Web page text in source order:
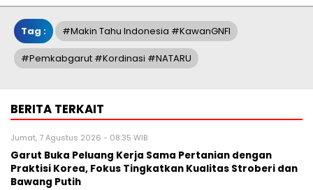
Tag : #Makin Tahu Indonesia #KawanGNFI
#Pemkabgarut #Kordinasi #NATARU
BERITA TERKAIT
Jumat, 7 Agustus 2026 - 08:35 WIB
Garut Buka Peluang Kerja Sama Pertanian dengan
Praktisi Korea, Fokus Tingkatkan Kualitas Stroberi dan
Bawang Putih